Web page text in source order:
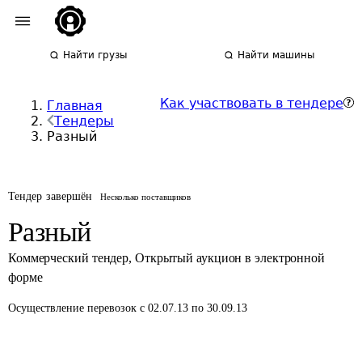
Найти грузы Найти машины
Главная
Тендеры
Разный
Как участвовать в тендере
Тендер завершён Несколько поставщиков
Разный
Коммерческий тендер, Открытый аукцион в электронной
форме
Осуществление перевозок с 02.07.13 по 30.09.13